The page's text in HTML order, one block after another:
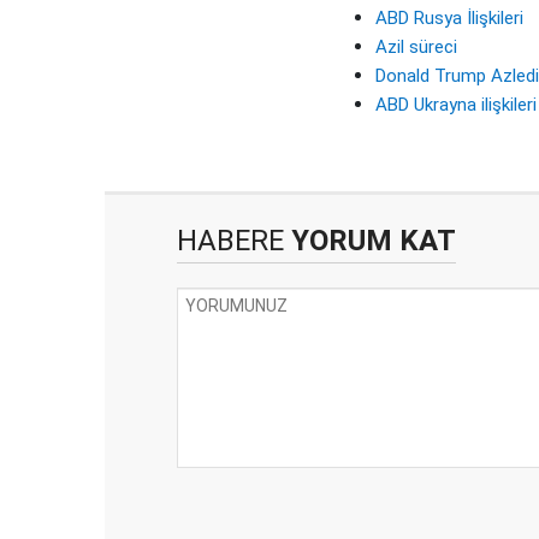
ABD Rusya İlişkileri
Azil süreci
Donald Trump
ABD Ukrayna ilişkileri
HABERE YORUM KAT